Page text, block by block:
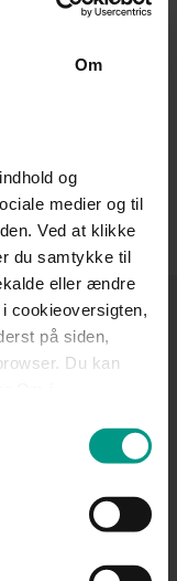
Om
og
medier og til
Ved at klikke
du samtykke til
eller ændre
cookieoversigten,
på siden,
Du kan
primære opgave
og
mulige
i kontakt med os.
gode råd